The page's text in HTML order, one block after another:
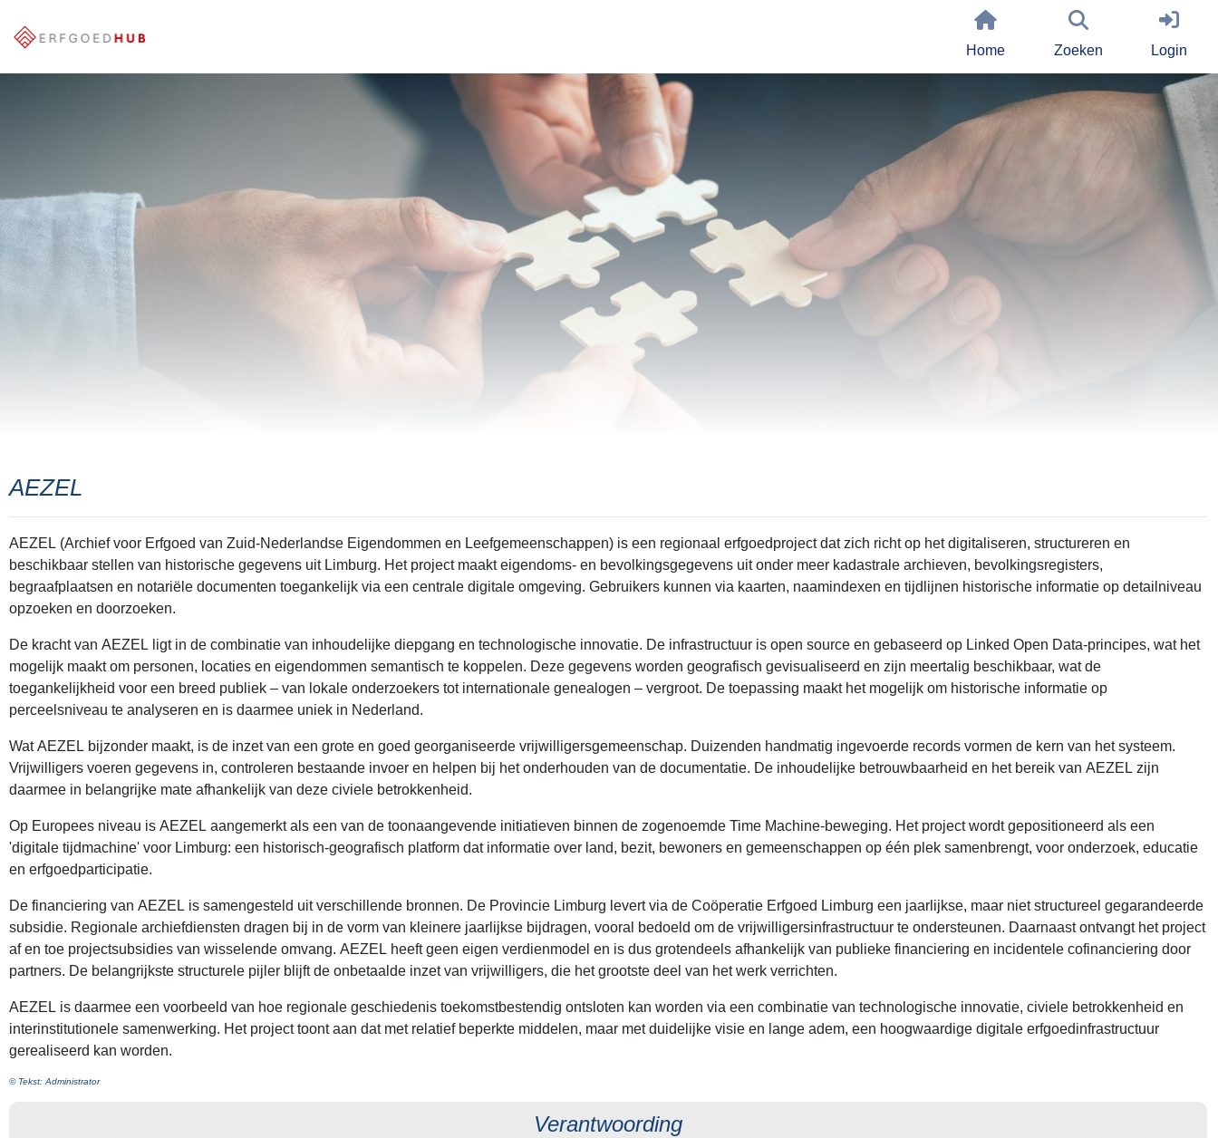
Home Zoeken Login
AEZEL
AEZEL (Archief voor Erfgoed van Zuid-Nederlandse Eigendommen en Leefgemeenschappen) is een regionaal erfgoedproject dat zich richt op het digitaliseren, structureren en
beschikbaar stellen van historische gegevens uit Limburg. Het project maakt eigendoms- en bevolkingsgegevens uit onder meer kadastrale archieven, bevolkingsregisters,
begraafplaatsen en notariële documenten toegankelijk via een centrale digitale omgeving. Gebruikers kunnen via kaarten, naamindexen en tijdlijnen historische informatie op detailniveau
opzoeken en doorzoeken.
De kracht van AEZEL ligt in de combinatie van inhoudelijke diepgang en technologische innovatie. De infrastructuur is open source en gebaseerd op Linked Open Data-principes, wat het
mogelijk maakt om personen, locaties en eigendommen semantisch te koppelen. Deze gegevens worden geografisch gevisualiseerd en zijn meertalig beschikbaar, wat de
toegankelijkheid voor een breed publiek – van lokale onderzoekers tot internationale genealogen – vergroot. De toepassing maakt het mogelijk om historische informatie op
perceelsniveau te analyseren en is daarmee uniek in Nederland.
Wat AEZEL bijzonder maakt, is de inzet van een grote en goed georganiseerde vrijwilligersgemeenschap. Duizenden handmatig ingevoerde records vormen de kern van het systeem.
Vrijwilligers voeren gegevens in, controleren bestaande invoer en helpen bij het onderhouden van de documentatie. De inhoudelijke betrouwbaarheid en het bereik van AEZEL zijn
daarmee in belangrijke mate afhankelijk van deze civiele betrokkenheid.
Op Europees niveau is AEZEL aangemerkt als een van de toonaangevende initiatieven binnen de zogenoemde Time Machine-beweging. Het project wordt gepositioneerd als een
'digitale tijdmachine' voor Limburg: een historisch-geografisch platform dat informatie over land, bezit, bewoners en gemeenschappen op één plek samenbrengt, voor onderzoek, educatie
en erfgoedparticipatie.
De financiering van AEZEL is samengesteld uit verschillende bronnen. De Provincie Limburg levert via de Coöperatie Erfgoed Limburg een jaarlijkse, maar niet structureel gegarandeerde
subsidie. Regionale archiefdiensten dragen bij in de vorm van kleinere jaarlijkse bijdragen, vooral bedoeld om de vrijwilligersinfrastructuur te ondersteunen. Daarnaast ontvangt het project
af en toe projectsubsidies van wisselende omvang. AEZEL heeft geen eigen verdienmodel en is dus grotendeels afhankelijk van publieke financiering en incidentele cofinanciering door
partners. De belangrijkste structurele pijler blijft de onbetaalde inzet van vrijwilligers, die het grootste deel van het werk verrichten.
AEZEL is daarmee een voorbeeld van hoe regionale geschiedenis toekomstbestendig ontsloten kan worden via een combinatie van technologische innovatie, civiele betrokkenheid en
interinstitutionele samenwerking. Het project toont aan dat met relatief beperkte middelen, maar met duidelijke visie en lange adem, een hoogwaardige digitale erfgoedinfrastructuur
gerealiseerd kan worden.
© Tekst: Administrator
Verantwoording